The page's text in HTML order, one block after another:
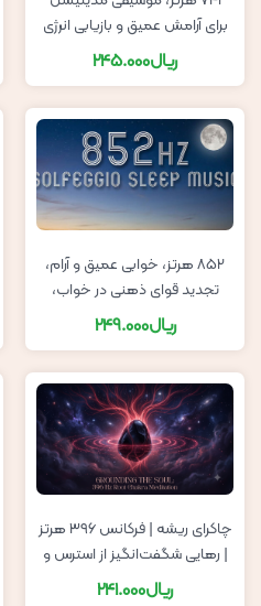
برای آرامش عمیق و بازیابی انرژی
درونی ریال245.000
852 هرتز، خوابی عمیق و آرام،
تجدید قوای ذهنی در خواب،
موسیقی شبانه
ریال249.000
چاکرای ریشه | فرکانس ۳۹۶ هرتز
| رهایی شگفت‌انگیز از استرس و
تجربه عمیق حس امنیت
ریال241.000